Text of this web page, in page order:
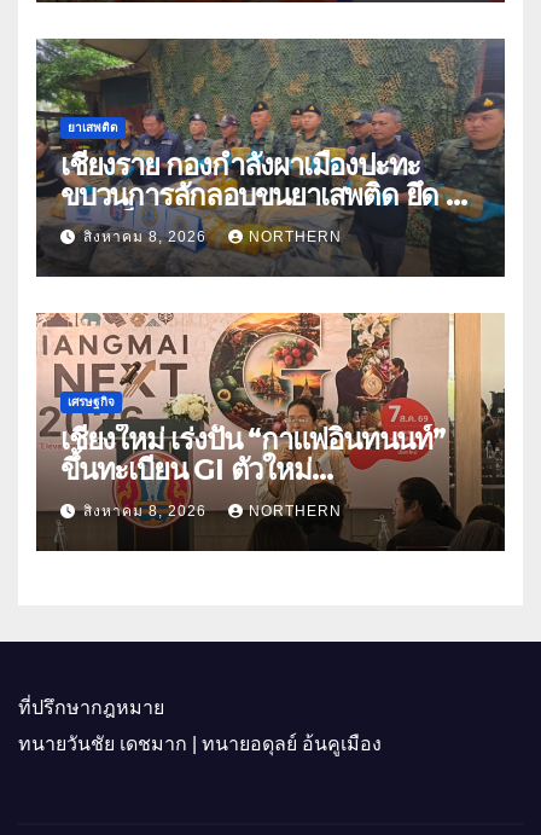
ยาเสพติด
เชียงราย กองกำลังผาเมืองปะทะ
ขบวนการลักลอบขนยาเสพติด ยึด 2
ล้านเม็ด
สิงหาคม 8, 2026 NORTHERN
เศรษฐกิจ
เชียงใหม่ เร่งปั้น “กาแฟอินทนนท์”
ขึ้นทะเบียน GI ตัวใหม่
“CHIANGMAI GI NEXT 2026”
ติดอาวุธผู้ประกอบการ 100 ราย ดัน
สินค้าอัตลักษณ์สู่ตลาดพรีเมียม
สิงหาคม 8, 2026 NORTHERN
ที่ปรึกษากฎหมาย
ทนายวันชัย เดชมาก | ทนายอดุลย์ อ้นคูเมือง